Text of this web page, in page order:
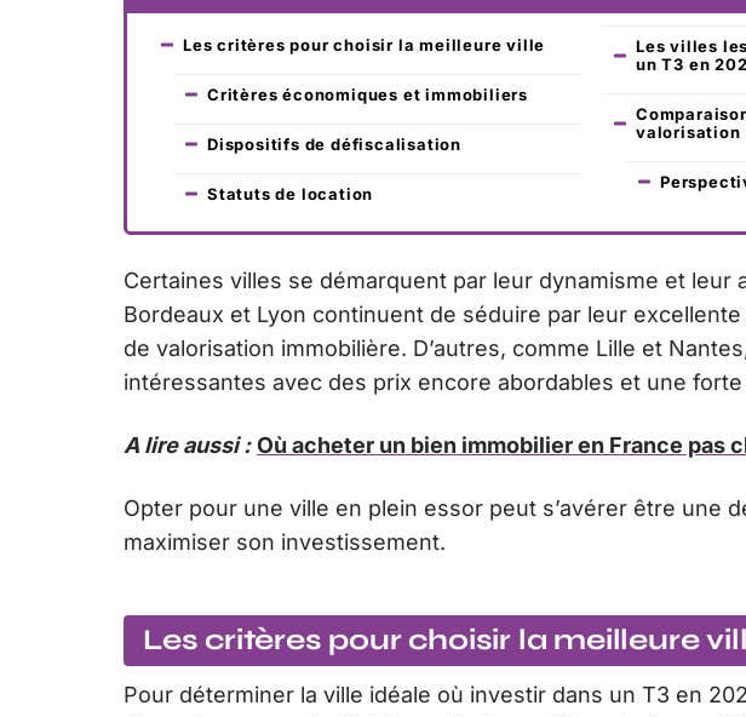
Les critères pour choisir la meilleure ville
Critères économiques et immobiliers
Dispositifs de défiscalisation
Statuts de location
Les villes
un T3 en
valorisation
Certaines villes se démarquent par leur dynamisme et leur
Bordeaux et Lyon continuent de séduire par leur
de valorisation immobilière. D’autres, comme Lille et
intéressantes avec des prix encore abordables et une
A lire aussi : Où acheter un bien immobilier en France pas
Opter pour une ville en plein essor peut s’avérer être une
maximiser son investissement.
Les critères pour choisir la meilleure
Pour déterminer la ville idéale où investir dans un T3 en